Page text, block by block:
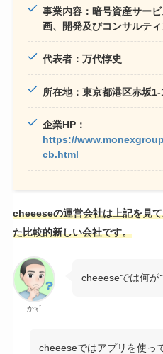
事業内容：暗号資産サー
画、開発及びコンサルテ
代表者：万代惇史
所在地：東京都港区赤坂
企業HP：
https://
cb.html
cheeeseの運営会社は上記を見
た比較的新しい会社です。
かず
cheeeseでは何が
cheeeseではアプリを使っ